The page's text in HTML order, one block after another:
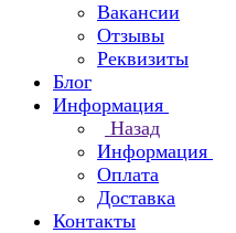
Вакансии
Отзывы
Реквизиты
Блог
Информация
Назад
Информация
Оплата
Доставка
Контакты